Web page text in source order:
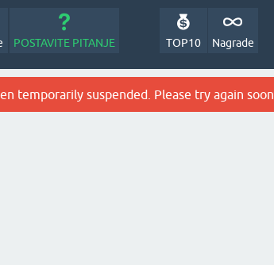
POSTAVITE PITANJE Nagrade
TOP10
temporarily suspended. Please try again soon.